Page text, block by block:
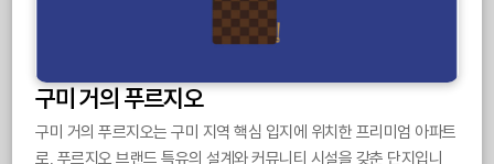
구미 거의 푸르지오
구미 거의 푸르지오는 구미 지역 핵심 입지에 위치한 프리미엄 아파트
로, 푸르지오 브랜드 특유의 설계와 커뮤니티 시설을 갖춘 단지입니